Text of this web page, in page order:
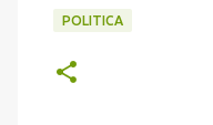
POLITICA